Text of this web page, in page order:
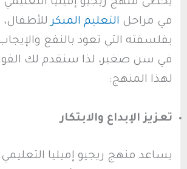
في مراحل التعليم المبكر
بفلسفته التي تعود بالنفع
في سن صغير، لذا سنقدم لك
لهذا المنهج:
تعزيز الإبداع والابتكار
يساعد منهج ريجيو إميليا